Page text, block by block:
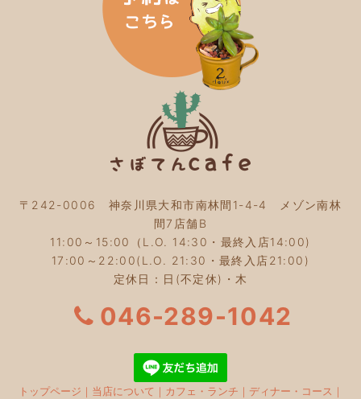
2024年1月(3)
2023年12月(4)
2023年11月(4)
2023年10月(5)
2023年9月(2)
2023年8月
2023年7月(4)
2023年6月(5)
2023年5月 (2)
2023年4月 (2)
2023年2月(4)
2023年1月(3)
2022年12月(4)
2022年11月(4)
2022年10月 (4)
2022年8月(3)
2022年6月(3)
2022年5月(3)
2022年4月(5)
〒242-0006 神奈川県大和市南林間1-4-4 メゾン南林
間7店舗B
11:00～15:00（L.O. 14:30・最終入店14:00)
17:00～22:00(L.O. 21:30・最終入店21:00)
定休日：日(不定休)・木
046-289-1042
トップページ ｜ 当店について ｜ カフェ・ランチ ｜ ディナー・コース ｜